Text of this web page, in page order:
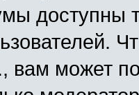
доступны
вам может